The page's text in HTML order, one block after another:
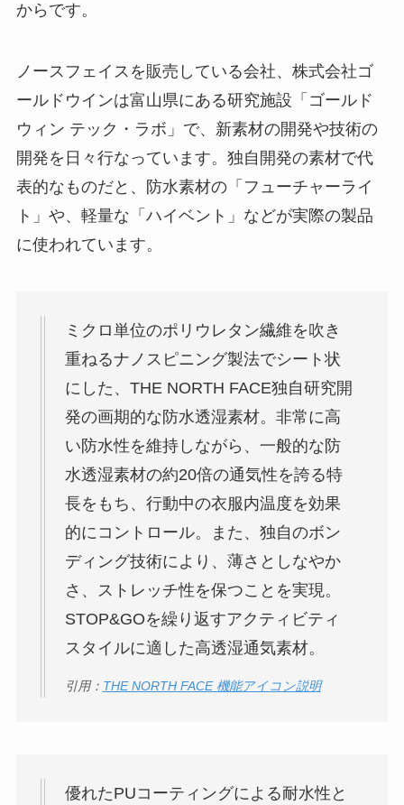
からです。
ノースフェイスを販売している会社、株式会社ゴ
ールドウインは富山県にある研究施設「ゴールド
ウィン テック・ラボ」で、新素材の開発や技術の
開発を日々行なっています。独自開発の素材で代
表的なものだと、防水素材の「フューチャーライ
ト」や、軽量な「ハイベント」などが実際の製品
に使われています。
ミクロ単位のポリウレタン繊維を吹き
重ねるナノスピニング製法でシート状
にした、THE NORTH FACE独自研究開
発の画期的な防水透湿素材。非常に高
い防水性を維持しながら、一般的な防
水透湿素材の約20倍の通気性を誇る特
長をもち、行動中の衣服内温度を効果
的にコントロール。また、独自のボン
ディング技術により、薄さとしなやか
さ、ストレッチ性を保つことを実現。
STOP&GOを繰り返すアクティビティ
スタイルに適した高透湿通気素材。
引用： THE NORTH FACE 機能アイコン説明
優れたPUコーティングによる耐水性と